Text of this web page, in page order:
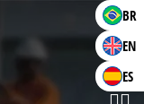
BR
EN
ES